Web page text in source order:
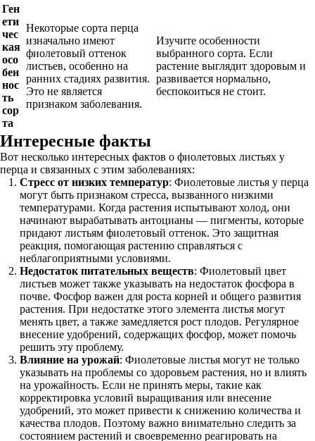
Ген
ети
чес
кая
осо
бен
нос
ть
сор
та
Некоторые сорта перца
изначально имеют
фиолетовый оттенок
листьев, особенно на
ранних стадиях развития.
Это не является
признаком заболевания.
Изучите особенности
выбранного сорта. Если
растение выглядит здоровым и
развивается нормально,
беспокоиться не стоит.
Интересные факты
Вот несколько интересных фактов о фиолетовых листьях у
перца и связанных с этим заболеваниях:
Стресс от низких температур: Фиолетовые листья у перца
могут быть признаком стресса, вызванного низкими
температурами. Когда растения испытывают холод, они
начинают вырабатывать антоцианы — пигменты, которые
придают листьям фиолетовый оттенок. Это защитная
реакция, помогающая растению справляться с
неблагоприятными условиями.
Недостаток питательных веществ: Фиолетовый цвет
листьев может также указывать на недостаток фосфора в
почве. Фосфор важен для роста корней и общего развития
растения. При недостатке этого элемента листья могут
менять цвет, а также замедляется рост плодов. Регулярное
внесение удобрений, содержащих фосфор, может помочь
решить эту проблему.
Влияние на урожай: Фиолетовые листья могут не только
указывать на проблемы со здоровьем растения, но и влиять
на урожайность. Если не принять меры, такие как
корректировка условий выращивания или внесение
удобрений, это может привести к снижению количества и
качества плодов. Поэтому важно внимательно следить за
состоянием растений и своевременно реагировать на